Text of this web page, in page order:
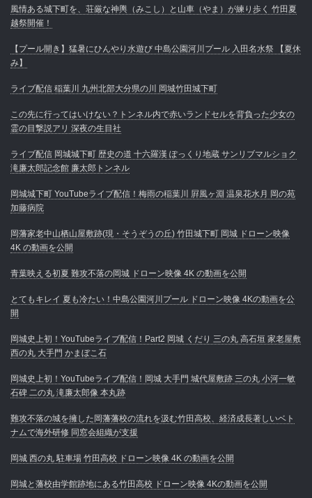
風情ある城下町を、荘厳な神輿（みこし）と山車（やま）が練り歩く 竹田夏
越祭開催！
【プール開き】猛暑にひんやり水遊び 中島公園河川プール 入田名水祭 【夏休
み】
ライブ配信 稲葉川 九州北部大分県の川 岡城竹田城下町
この先に行ってはいけない？トンネル内で赤いランドセルを背負った少女の
霊の目撃説アリ 深夜の生目社
ライブ配信 岡城城下町 歴史の道 十六羅漢 ぽっくり地蔵 サンリブマルショク
滝廉太郎記念館 廉太郎トンネル
岡城城下町 YouTubeライブ配信！梅雨の稲葉川 屛風ヶ淵 温泉花水月 岡の苑
加藤病院
岡藩家老中山栖山屋敷跡(現・そうぞうの丘) 竹田城下町 岡城 ドローン映像
4K の動画を公開
青葉映える初夏 難攻不落の岡城 ドローン映像 4K の動画を公開
とてもキレイ 夏も冷たい！中島公園河川プール ドローン映像 4Kの動画を公
開
岡城史上初！YouTubeライブ配信！Part2 岡城 くだり 三の丸 高石垣 家老屋敷
西の丸 大手門 かまぼこ石
岡城史上初！YouTubeライブ配信！岡城 大手門 城代屋敷跡 三の丸 小河一敏
石碑 二の丸 滝廉太郎像 本丸跡
難攻不落の城を擁した岡藩藩校の流れを汲む竹田高校、経済成長著しいベト
ナムで海外研修 同窓会組織が支援
岡城 西の丸 駐車場 竹田高校 ドローン映像 4K の動画を公開
岡城と藩校由学館跡地にある竹田高校 ドローン映像 4Kの動画を公開